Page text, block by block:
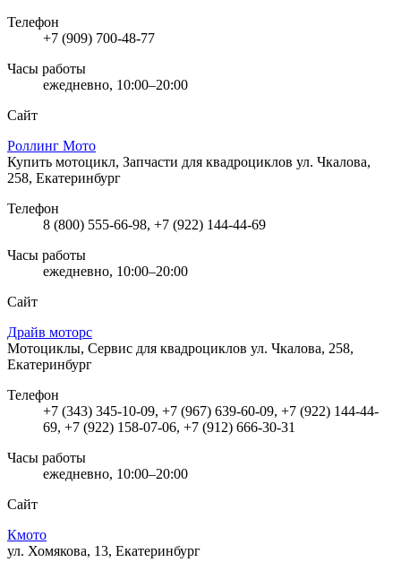
Телефон
+7 (909) 700-48-77
Часы работы
ежедневно, 10:00–20:00
Сайт
Роллинг Мото
Купить мотоцикл, Запчасти для квадроциклов ул. Чкалова,
258, Екатеринбург
Телефон
8 (800) 555-66-98, +7 (922) 144-44-69
Часы работы
ежедневно, 10:00–20:00
Сайт
Драйв моторс
Мотоциклы, Сервис для квадроциклов ул. Чкалова, 258,
Екатеринбург
Телефон
+7 (343) 345-10-09, +7 (967) 639-60-09, +7 (922) 144-44-
69, +7 (922) 158-07-06, +7 (912) 666-30-31
Часы работы
ежедневно, 10:00–20:00
Сайт
Кмото
ул. Хомякова, 13, Екатеринбург